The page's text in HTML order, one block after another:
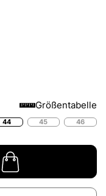
Größentabelle
44 45 46